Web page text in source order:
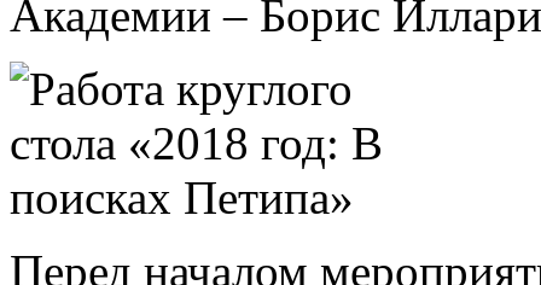
Академии – Борис
Перед началом